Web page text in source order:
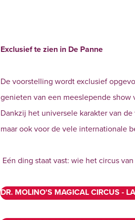
Exclusief te zien in De Panne
De voorstelling wordt exclusief
genieten van een meeslepende
Dankzij het universele karakter van
maar ook voor de vele internationale
Eén ding staat vast: wie het circus
DR. MOLINO'S MAGICAL CIRCUS -